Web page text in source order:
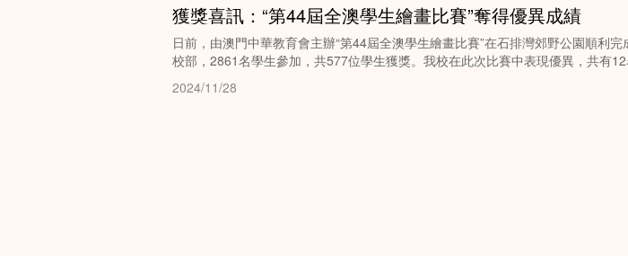
獲獎喜訊：“第44屆全澳學生繪畫比賽”奪得優異成績
日前，由澳門中華教育會主辦“第44屆全澳學生繪畫比賽”在石排灣郊野公園順利
校部，2861名學生參加，共577位學生獲獎。我校在此次比賽中表現優異，共有
2024/11/28